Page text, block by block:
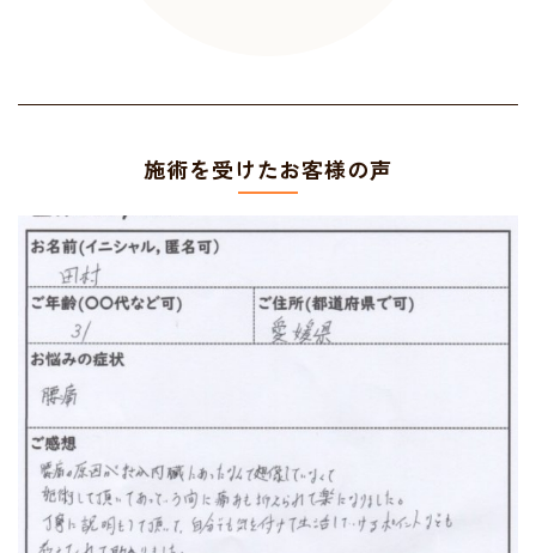
施術を受けたお客様の声